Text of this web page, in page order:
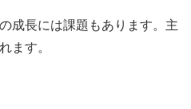
成長には課題もあります。主
ます。